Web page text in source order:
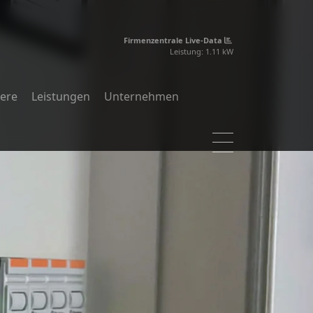
Leistungen
Unternehmen
Firmenzentrale Live-Data
Leistung: 1.11 kW